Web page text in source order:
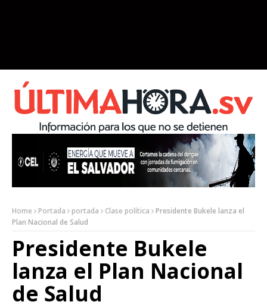
Home Portada portada Clase política
Presidente Bukele lanza el
Plan Nacional de Salud
Presidente Bukele
lanza el Plan Nacional
de Salud